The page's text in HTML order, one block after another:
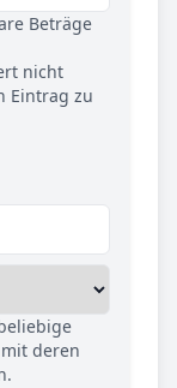
Beträge
nicht
Eintrag zu
deren